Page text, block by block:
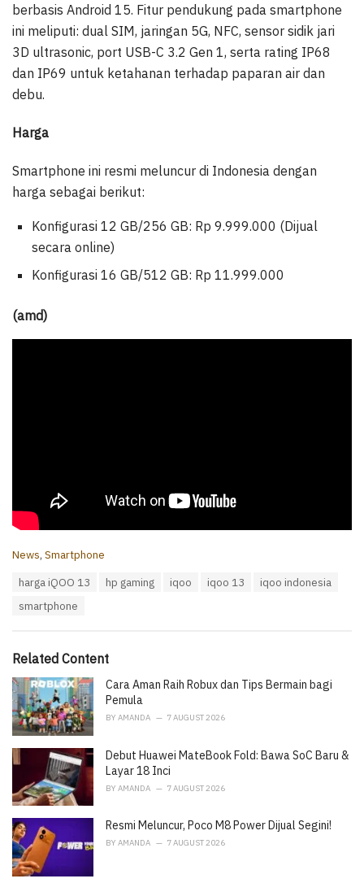
berbasis Android 15. Fitur pendukung pada smartphone
ini meliputi: dual SIM, jaringan 5G, NFC, sensor sidik jari
3D ultrasonic, port USB-C 3.2 Gen 1, serta rating IP68
dan IP69 untuk ketahanan terhadap paparan air dan
debu.
Harga
Smartphone ini resmi meluncur di Indonesia dengan
harga sebagai berikut:
Konfigurasi 12 GB/256 GB: Rp 9.999.000 (Dijual
secara online)
Konfigurasi 16 GB/512 GB: Rp 11.999.000
(amd)
C
i
s
:
News, Smartphone
harga iQOO 13 hp gaming iqoo iqoo 13
iqoo indonesia
smartphone
Related Content
Cara Aman Raih Robux dan Tips Bermain bagi
Pemula
BY AMANDA 7 AUGUST 2026
Debut Huawei MateBook Fold: Bawa SoC Baru &
Layar 18 Inci
BY AMANDA 7 AUGUST 2026
Resmi Meluncur, Poco M8 Power Dijual Segini!
BY AMANDA 7 AUGUST 2026